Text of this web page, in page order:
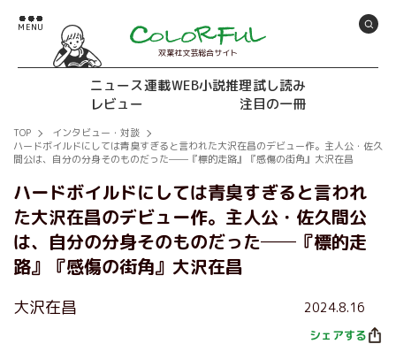
双葉社文芸総合サイト
ニュース連載WEB小説推理試し読み
レビュー
注目の一冊
TOP
インタビュー・対談
ハードボイルドにしては青臭すぎると言われた大沢在昌のデビュー作。主人公・佐久
間公は、自分の分身そのものだった──『標的走路』『感傷の街角』大沢在昌
ハードボイルドにしては青臭すぎると言われ
た大沢在昌のデビュー作。主人公・佐久間公
は、自分の分身そのものだった──『標的走
路』『感傷の街角』大沢在昌
大沢在昌 2024.8.16
シェアする